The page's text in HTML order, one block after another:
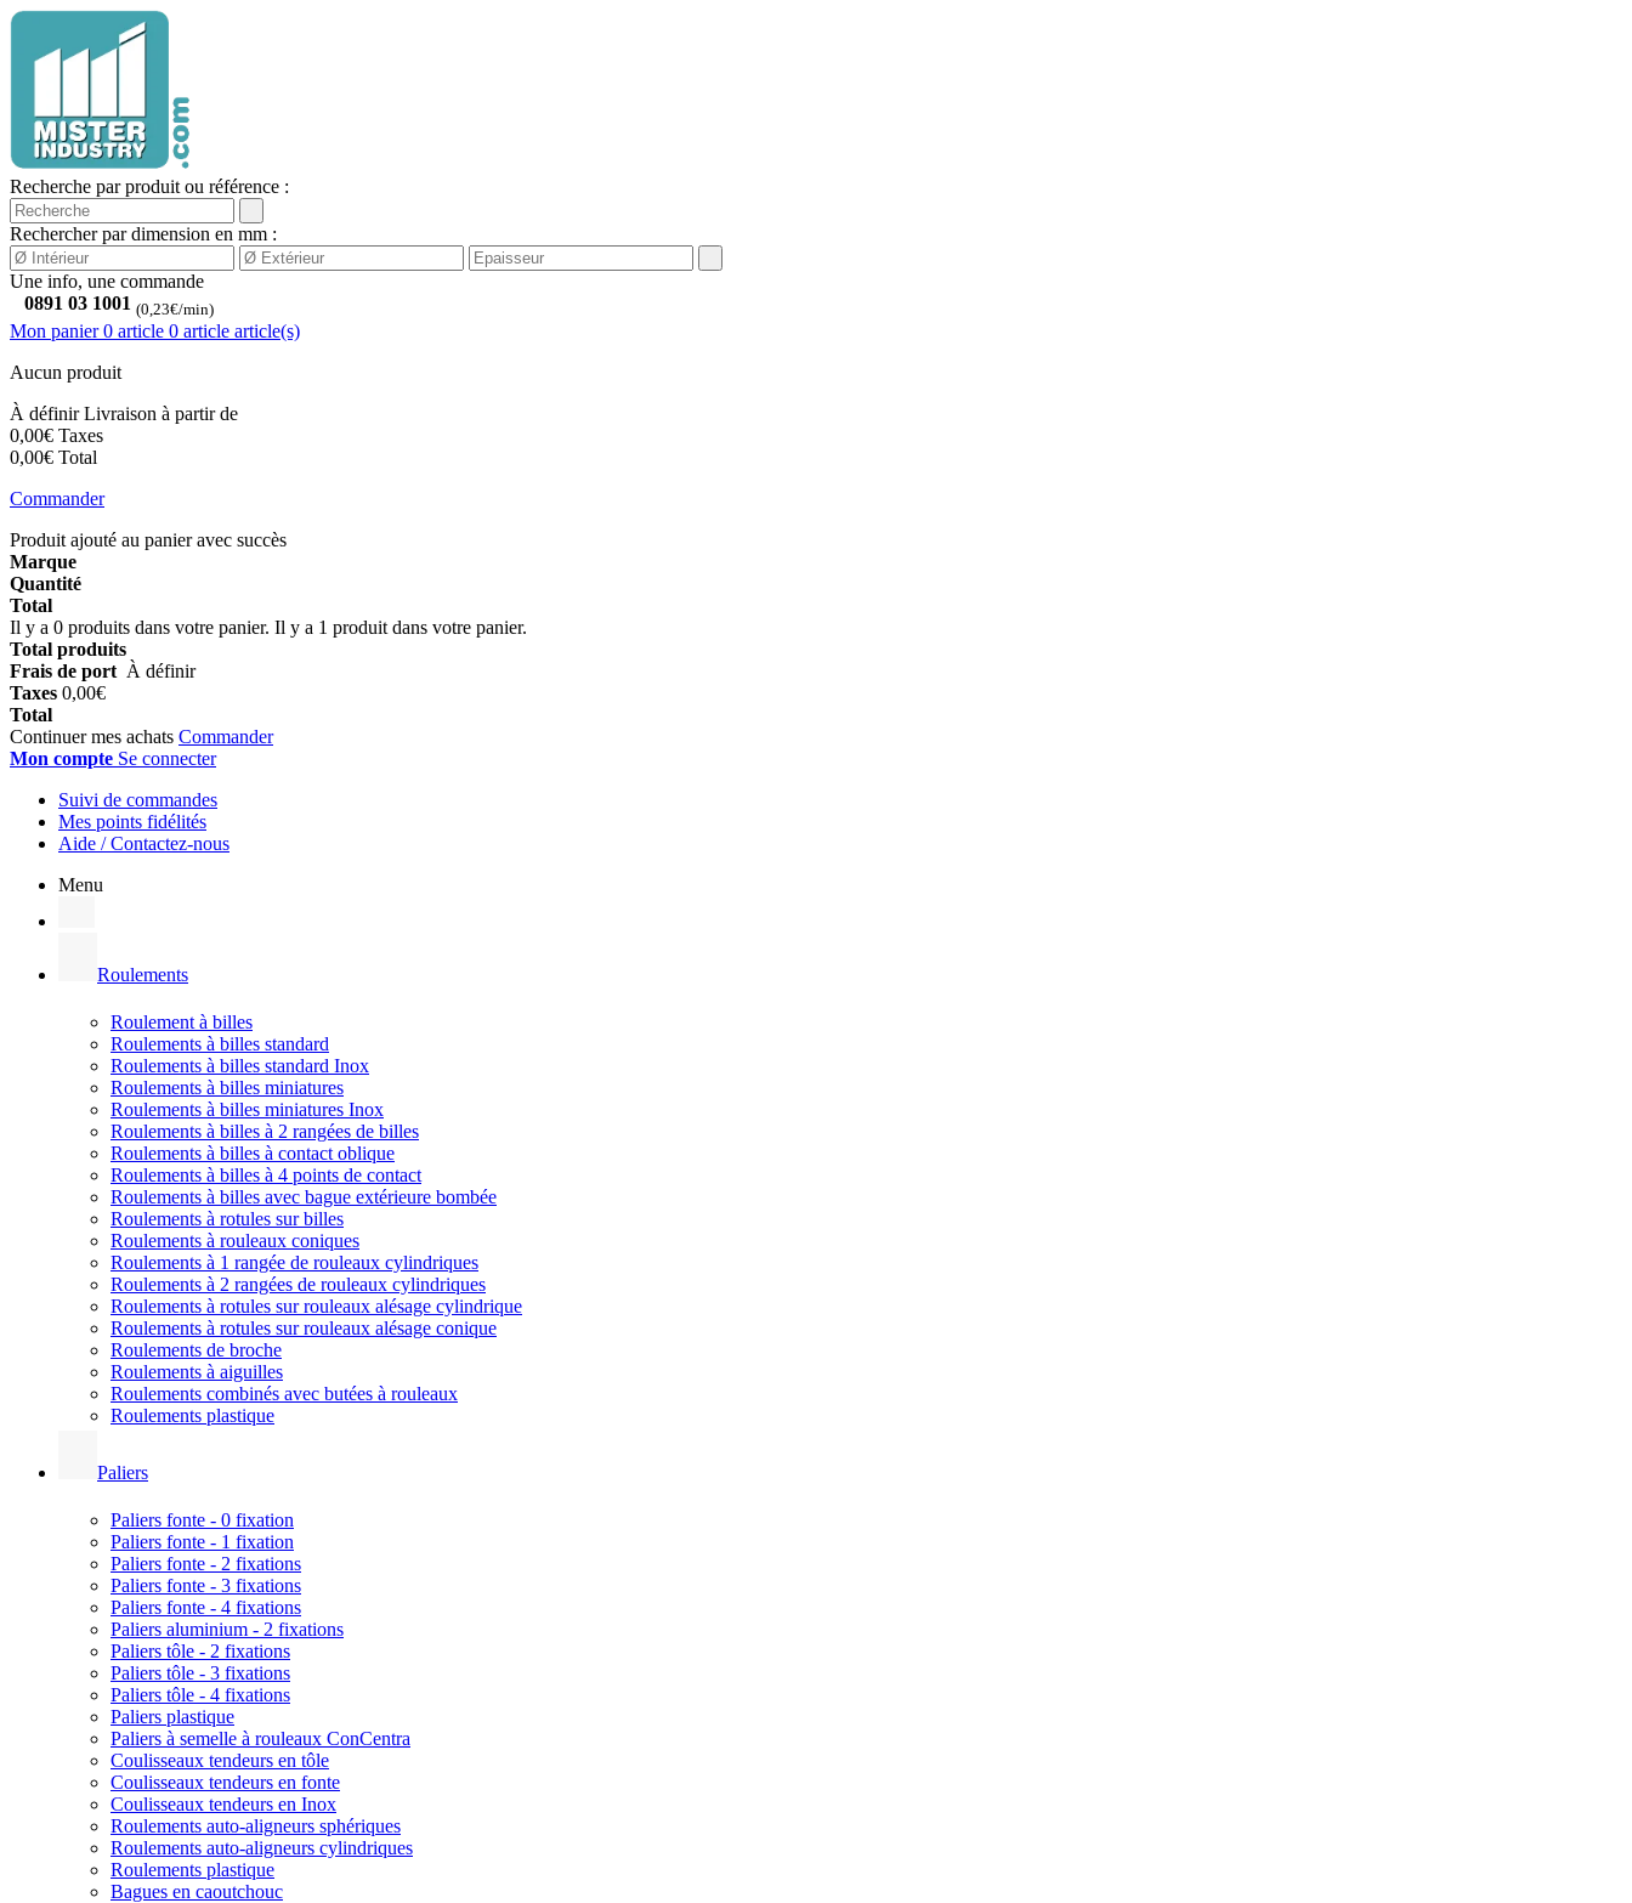
Recherche par produit ou référence :
Rechercher par dimension en mm :
Une info, une commande
0891 03 1001 (0,23€/min)
Mon panier 0 article 0 article article(s)
Aucun produit
À définirLivraison à partir de
0,00€ Taxes
0,00€ Total
Commander
Produit ajouté au panier avec succès
Marque
Quantité
Total
Il y a 0 produits dans votre panier. Il y a 1 produit dans votre panier.
Total produits
Frais de port À définir
Taxes 0,00€
Total
Continuer mes achats Commander
Mon compte Se connecter
Suivi de commandes
Mes points fidélités
Aide / Contactez-nous
Menu
Roulements
Roulement à billes
Roulements à billes standard
Roulements à billes standard Inox
Roulements à billes miniatures
Roulements à billes miniatures Inox
Roulements à billes à 2 rangées de billes
Roulements à billes à contact oblique
Roulements à billes à 4 points de contact
Roulements à billes avec bague extérieure bombée
Roulements à rotules sur billes
Roulements à rouleaux coniques
Roulements à 1 rangée de rouleaux cylindriques
Roulements à 2 rangées de rouleaux cylindriques
Roulements à rotules sur rouleaux alésage cylindrique
Roulements à rotules sur rouleaux alésage conique
Roulements de broche
Roulements à aiguilles
Roulements combinés avec butées à rouleaux
Roulements plastique
Paliers
Paliers fonte - 0 fixation
Paliers fonte - 1 fixation
Paliers fonte - 2 fixations
Paliers fonte - 3 fixations
Paliers fonte - 4 fixations
Paliers aluminium - 2 fixations
Paliers tôle - 2 fixations
Paliers tôle - 3 fixations
Paliers tôle - 4 fixations
Paliers plastique
Paliers à semelle à rouleaux ConCentra
Coulisseaux tendeurs en tôle
Coulisseaux tendeurs en fonte
Coulisseaux tendeurs en Inox
Roulements auto-aligneurs sphériques
Roulements auto-aligneurs cylindriques
Roulements plastique
Bagues en caoutchouc